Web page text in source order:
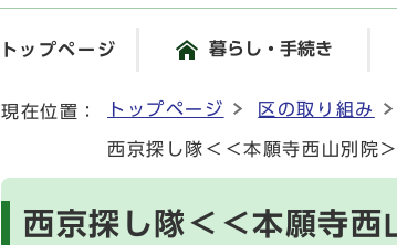
トップページ 暮らし・手続き
現在位置： トップページ 区の取り組み
西京探し隊＜＜本願寺西山別院
西京探し隊＜＜本願寺西